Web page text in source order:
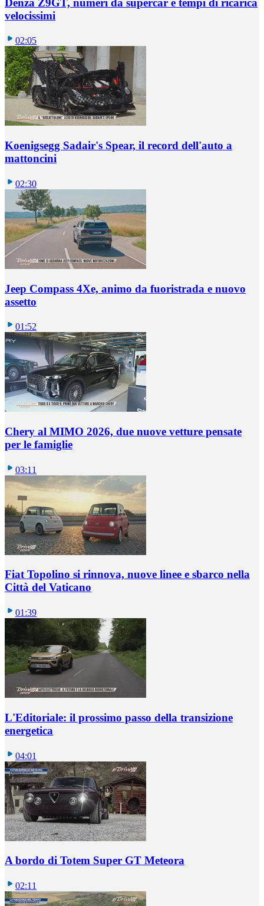
Denza Z9GT, numeri da supercar e tempi di ricarica
velocissimi
02:05
Koenigsegg Sadair's Spear, il record dell'auto a
mattoncini
02:30
Jeep Compass 4Xe, animo da fuoristrada e nuovo
assetto
01:52
Chery al MIMO 2026, due nuove vetture pensate
per le famiglie
03:11
Fiat Topolino si rinnova, nuove linee e sbarco nella
Città del Vaticano
01:39
L'Editoriale: il prossimo passo della transizione
energetica
04:01
A bordo di Totem Super GT Meteora
02:11